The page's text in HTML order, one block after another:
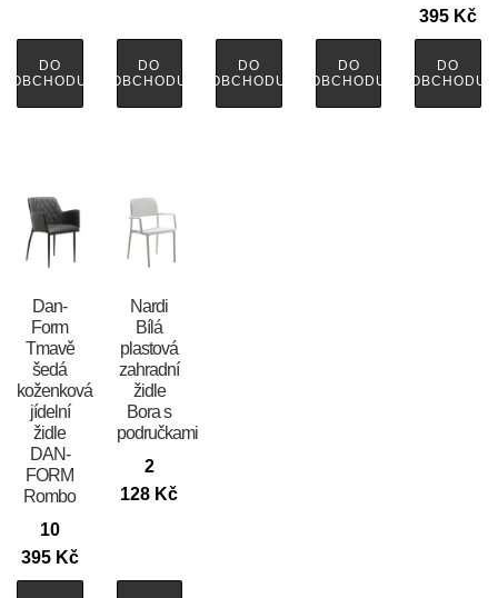
DO
OBCHODU
DO
OBCHODU
DO
OBCHODU
DO
OBCHODU
395 Kč
DO
OBCHODU
​​​​​Dan-
Form
Tmavě
šedá
koženková
jídelní
židle
DAN-
FORM
Rombo
10
395 Kč
Nardi
Bílá
plastová
zahradní
židle
Bora s
područkami
2
128 Kč